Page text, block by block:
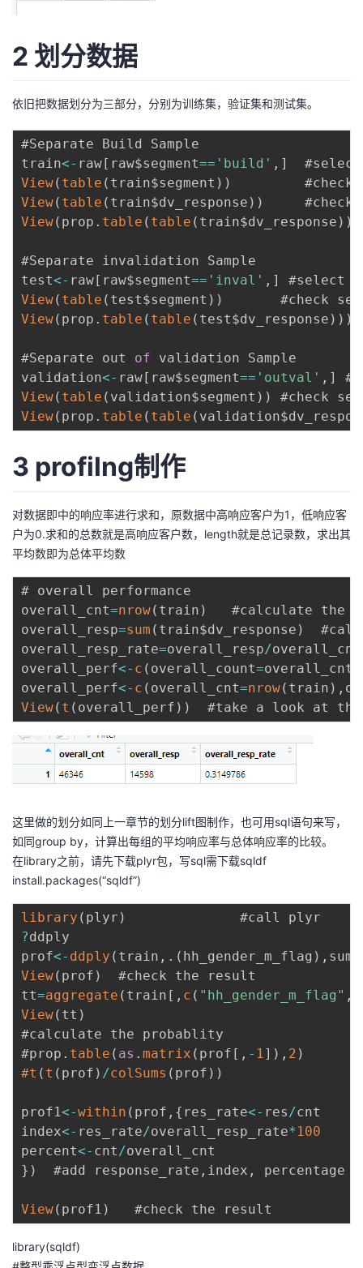
的
课
程
我
的
认
证
我
的
实
验
我
的
收
藏
技
术
支
持
的
云
声
建
议
2 划分数据
依旧把数据划分为三部分，分别为训练集，验证集和测试集。
#Separate Build Sample
train<- raw [ raw$segment== 'build' , ]
View( table ( train$segment ) )
View( table ( train$dv_response ) )
     #check
View( prop . table ( table ( train$dv_response ) )
#Separate invalidation Sample
test<- raw [ raw$segment== 'inval' , ] #select
View( table ( test$segment ) )
View( prop . table ( table ( test$dv_response ) ) )
#Separate out of validation Sample
validation<- raw [ raw$segment== 'outval' , ]
View( table ( validation$segment ) )
View( prop . table ( table (
3 profilng制作
对数据即中的响应率进行求和，原数据中高响应客户为1，低响应客
户为0.求和的总数就是高响应客户数，length就是总记录数，求出其
平均数即为总体平均数
# overall performance
overall_cnt=nrow( train )
#calculate the
overall_resp=sum ( train$dv_response )
overall_resp_rate=overall_resp/
overall_perf<- c ( overall_count=overall_cnt
overall_perf<- c ( overall_cnt=nrow( train ) ,
View( t ( overall_perf ) )
这里做的划分如同上一章节的划分lift图制作，也可用sql语句来写，
如同group by，计算出每组的平均响应率与总体响应率的比较。
在library之前，请先下载plyr包，写sql需下载sqldf
install.packages(“sqldf”)
library ( plyr )
?ddply
prof<- ddply ( train , . ( hh_gender_m_flag ) ,
View( prof )
  #check the result
tt=aggregate ( train [ , c ( "hh_gender_m_flag" ,
View( tt )
#calculate the probablity
#prop . table ( as . matrix ( prof [ , - 1] ) , 2 )
#t ( t ( prof ) /colSums ( prof ) )
prof1<-within ( prof , { res_rate<- res/cnt
index<- res_rate/overall_resp_rate* 100
percent<- cnt/
} )
  #add response_rate
, index , percentage
View( prof1 )
library(sqldf)